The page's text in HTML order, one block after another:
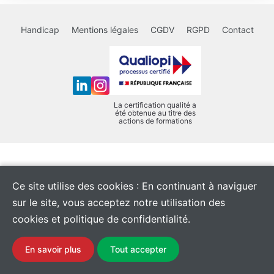
Handicap Mentions légales CGDV RGPD Contact
La certification qualité a
été obtenue au titre des
actions de formations
Ce site utilise des cookies : En continuant à naviguer
sur le site, vous acceptez notre utilisation des
cookies et politique de confidentialité.
En savoir plus Tout accepter